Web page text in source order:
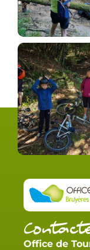
Office de